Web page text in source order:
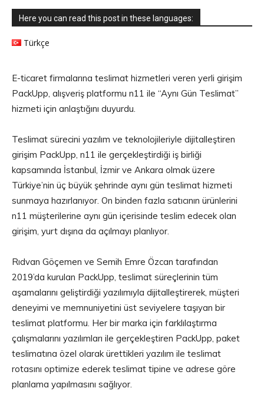
Here you can read this post in these languages:
Türkçe
E-ticaret firmalarına teslimat hizmetleri veren yerli girişim
PackUpp, alışveriş platformu n11 ile “Aynı Gün Teslimat”
hizmeti için anlaştığını duyurdu.
Teslimat sürecini yazılım ve teknolojileriyle dijitalleştiren
girişim PackUpp, n11 ile gerçekleştirdiği iş birliği
kapsamında İstanbul, İzmir ve Ankara olmak üzere
Türkiye’nin üç büyük şehrinde aynı gün teslimat hizmeti
sunmaya hazırlanıyor. On binden fazla satıcının ürünlerini
n11 müşterilerine aynı gün içerisinde teslim edecek olan
girişim, yurt dışına da açılmayı planlıyor.
Rıdvan Göçemen ve Semih Emre Özcan tarafından
2019’da kurulan PackUpp, teslimat süreçlerinin tüm
aşamalarını geliştirdiği yazılımıyla dijitalleştirerek, müşteri
deneyimi ve memnuniyetini üst seviyelere taşıyan bir
teslimat platformu. Her bir marka için farklılaştırma
çalışmalarını yazılımları ile gerçekleştiren PackUpp, paket
teslimatına özel olarak ürettikleri yazılım ile teslimat
rotasını optimize ederek teslimat tipine ve adrese göre
planlama yapılmasını sağlıyor.